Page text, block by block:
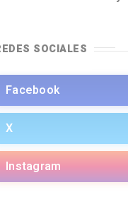
SOCIALES
Facebook
X
Instagram